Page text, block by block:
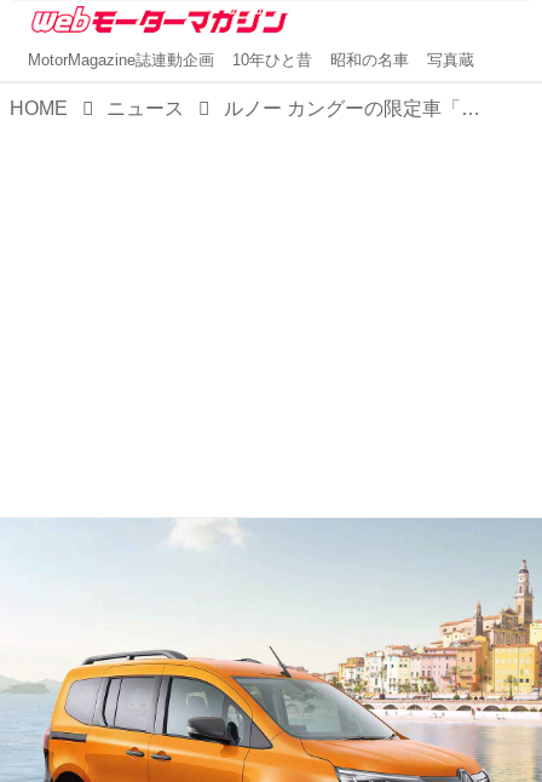
MotorMagazine誌連動企画 10年ひと昔 昭和の名車 写真蔵
HOME ニュース ルノー カングーの限定車「クルール ディーゼル」を発売。夏の太陽が降り注ぐ地中海のオレンジをイメージ